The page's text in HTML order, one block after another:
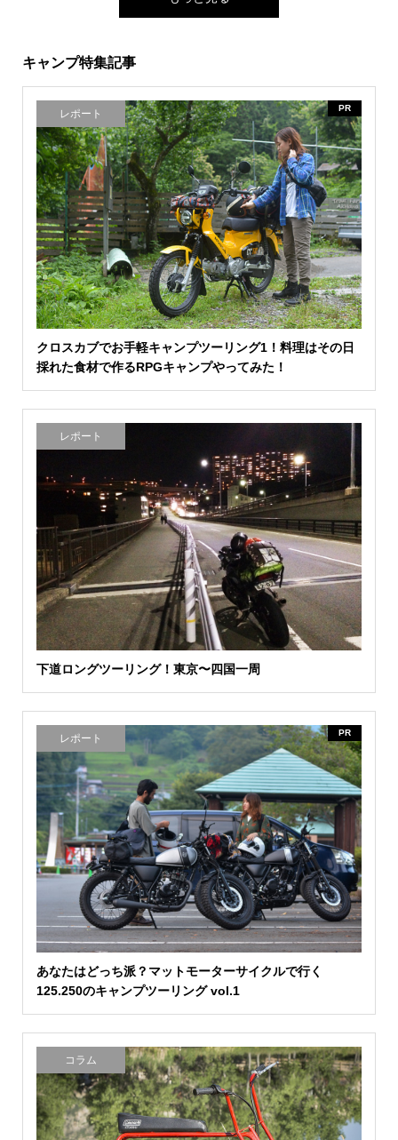
キャンプ特集記事
レポート PR
クロスカブでお手軽キャンプツーリング1！料理はその日
採れた食材で作るRPGキャンプやってみた！
レポート
下道ロングツーリング！東京〜四国一周
レポート PR
あなたはどっち派？マットモーターサイクルで行く
125.250のキャンプツーリング vol.1
コラム